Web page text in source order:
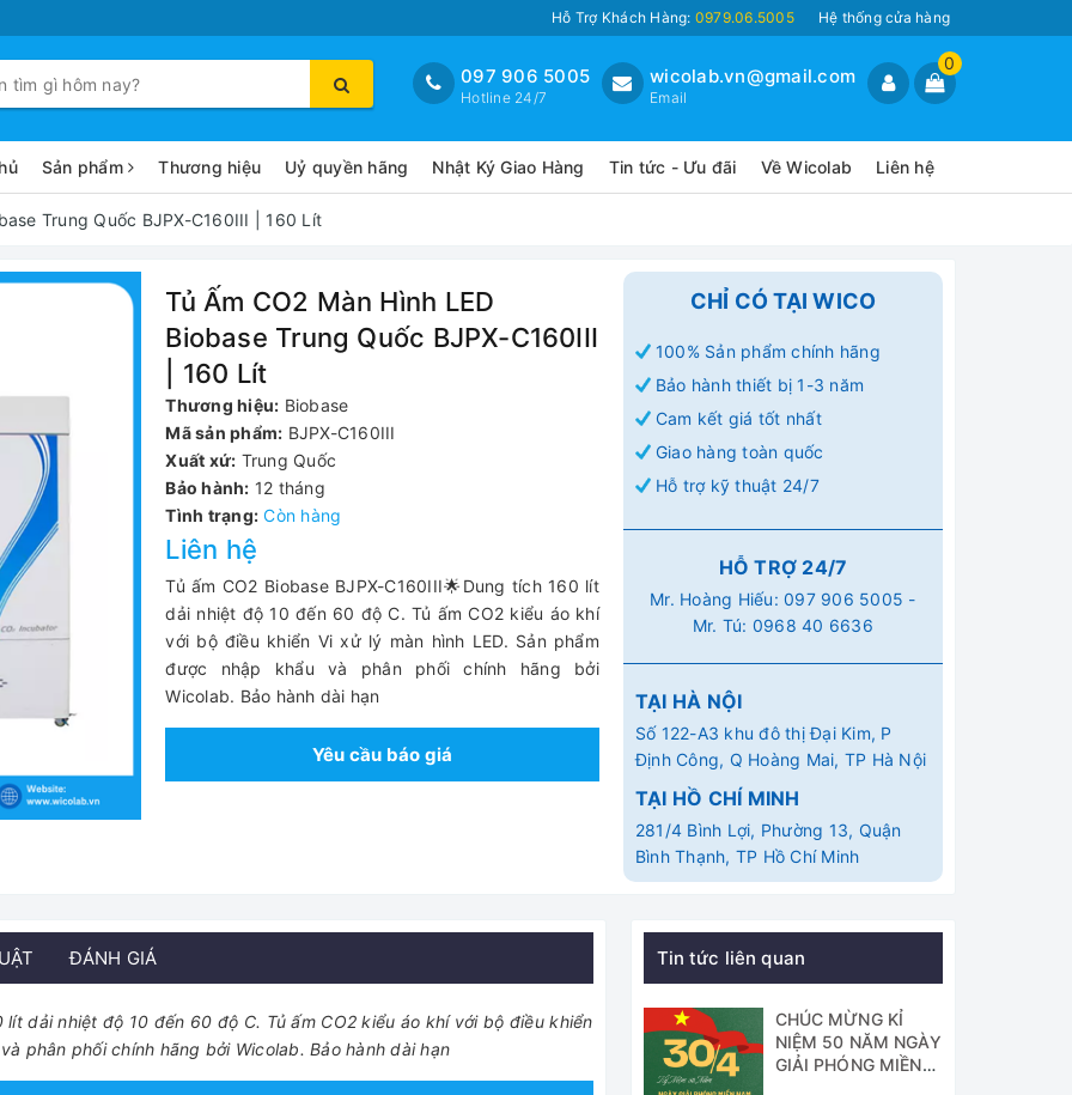
Hỗ Trợ Khách Hàng: 0979.06.5005 Hệ thống cửa hàng
0
wicolab.vn@gmail.com
Email
097 906 5005
Hotline 24/7
Sản phẩm Thương hiệu Uỷ quyền hãng Nhật Ký Giao Hàng Tin tức - Ưu đãi Về Wicolab Liên hệ
Trung Quốc BJPX-C160III | 160 Lít
Tủ Ấm CO2 Màn Hình LED
Biobase Trung Quốc BJPX-C160III
| 160 Lít
Thương hiệu: Biobase
Mã sản phẩm: BJPX-C160III
Xuất xứ: Trung Quốc
Bảo hành: 12 tháng
Tình trạng: Còn hàng
Liên hệ
Tủ ấm CO2 Biobase BJPX-C160III🌟Dung tích 160 lít
dải nhiệt độ 10 đến 60 độ C. Tủ ấm CO2 kiểu áo khí
với bộ điều khiển Vi xử lý màn hình LED. Sản phẩm
được nhập khẩu và phân phối chính hãng bởi
Wicolab. Bảo hành dài hạn
Yêu cầu báo giá
CHỈ CÓ TẠI WICO
100% Sản phẩm chính hãng
Bảo hành thiết bị 1-3 năm
Cam kết giá tốt nhất
Giao hàng toàn quốc
Hỗ trợ kỹ thuật 24/7
HỖ TRỢ 24/7
Mr. Hoàng Hiếu:097 906 5005 -
Mr. Tú: 0968 40 6636
TẠI HÀ NỘI
Số 122-A3 khu đô thị Đại Kim, P
Định Công, Q Hoàng Mai, TP Hà Nội
TẠI HỒ CHÍ MINH
281/4 Bình Lợi, Phường 13, Quận
Bình Thạnh, TP Hồ Chí Minh
ĐÁNH GIÁ
dải nhiệt độ 10 đến 60 độ C. Tủ ấm CO2 kiểu áo khí với bộ điều khiển
phân phối chính hãng bởi Wicolab. Bảo hành dài hạn
Tin tức liên quan
CHÚC MỪNG KỈ
NIỆM 50 NĂM NGÀY
GIẢI PHÓNG MIỀN